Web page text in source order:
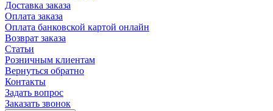
Доставка заказа
Оплата заказа
Оплата банковской картой онлайн
Возврат заказа
Статьи
Розничным клиентам
Вернуться обратно
Контакты
Задать вопрос
Заказать звонок